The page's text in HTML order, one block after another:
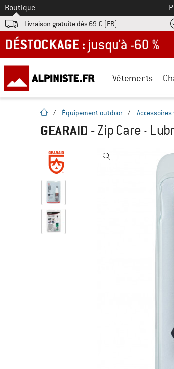
Vers le
Boutique
Livraison gratuite dès 69 € (FR)
DÉSTOCKAGE : jusqu'à -60 %
Vêtements
Page d'accueil
/ Équipement outdoor /
GEARAID -Zip Care -